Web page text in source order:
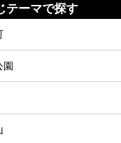
テーマで探す
園